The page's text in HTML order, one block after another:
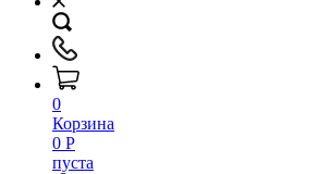
0
Корзина
0 Р
пуста